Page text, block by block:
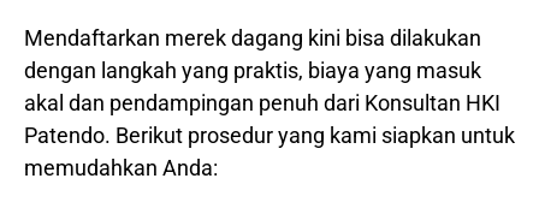
Mendaftarkan merek dagang kini bisa dilakukan
dengan langkah yang praktis, biaya yang masuk
akal dan pendampingan penuh dari Konsultan HKI
Patendo. Berikut prosedur yang kami siapkan untuk
memudahkan Anda: